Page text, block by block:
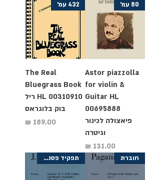
80 עמ'
Astor piazzolla
for violin &
Guitar HL
00695888
פיאצולה לכינור
וגיטרה
מחיר
432 עמ'
The Real
Bluegrass Book
HL 00310910 ריל
בוק בלוגראס
מחיר
חוברת תפקיד פסנתר+תפקיד כינור